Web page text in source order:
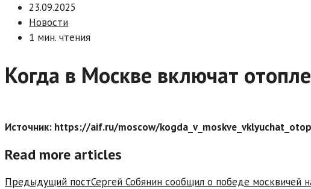
23.09.2025
Новости
1 мин. чтения
Когда в Москве включат
Источник: https://aif.ru/moscow/
Read more articles
Предыдущий постСергей Собянин сообщил о победе москвичей